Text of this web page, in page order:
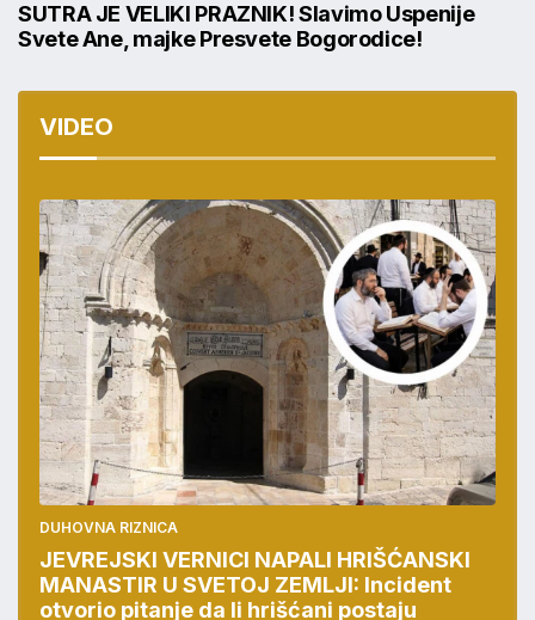
SUTRA JE VELIKI PRAZNIK! Slavimo Uspenije
Svete Ane, majke Presvete Bogorodice!
VIDEO
DUHOVNA RIZNICA
JEVREJSKI VERNICI NAPALI HRIŠĆANSKI
MANASTIR U SVETOJ ZEMLJI: Incident
otvorio pitanje da li hrišćani postaju